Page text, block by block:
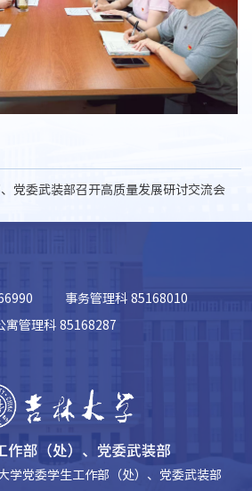
党委武装部召开高质量发展研讨交流会
事务管理科 85168010
管理科 85168287
学党委学生工作部（处）、党委武装部